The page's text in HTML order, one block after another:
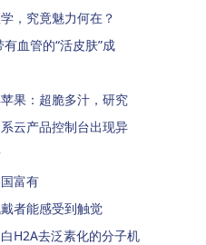
，究竟魅力何在？
血管的“活皮肤”成
果：超脆多汁，研究
云产品控制台出现异
富有
者能感受到触觉
H2A去泛素化的分子机